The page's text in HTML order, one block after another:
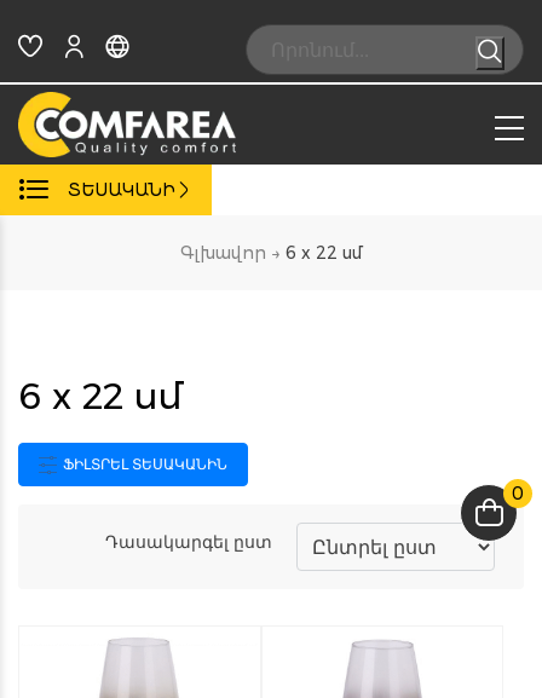
content
Search:
0
ՏԵՍԱԿԱՆԻ
Գլխավոր → 6 x 22 սմ
6 x 22 սմ
ՖԻԼՏՐԵԼ ՏԵՍԱԿԱՆԻՆ
Դասակարգել ըստ